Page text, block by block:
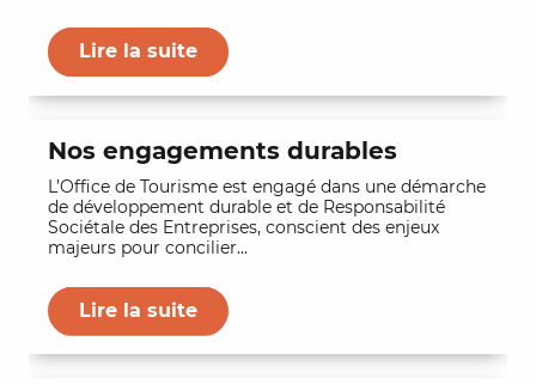
Lire la suite
Nos engagements durables
L’Office de Tourisme est engagé dans une démarche
de développement durable et de Responsabilité
Sociétale des Entreprises, conscient des enjeux
majeurs pour concilier...
Lire la suite